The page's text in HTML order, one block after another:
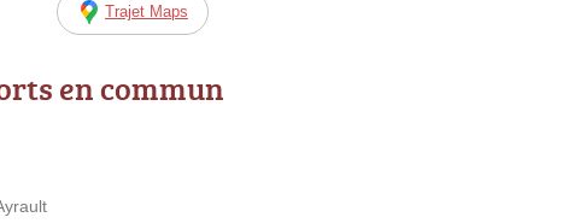
Trajet Maps
en commun